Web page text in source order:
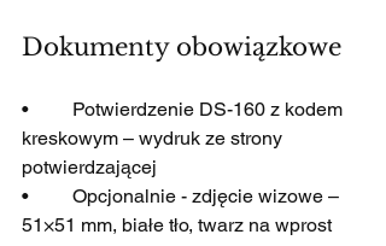
Dokumenty obowiązkowe
•         Potwierdzenie DS-160 z kodem
kreskowym – wydruk ze strony
potwierdzającej
•         Opcjonalnie - zdjęcie wizowe –
51×51 mm, białe tło, twarz na wprost